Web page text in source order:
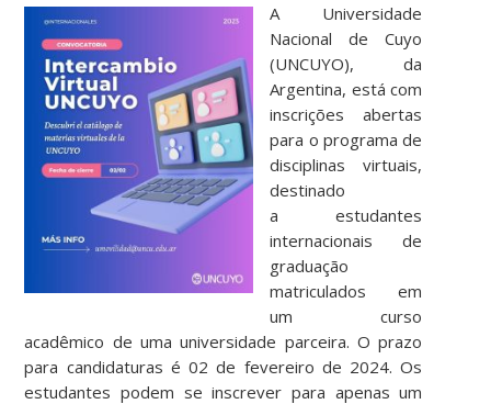
A Universidade
Nacional de Cuyo
(UNCUYO), da
Argentina, está com
inscrições abertas
para o programa de
disciplinas virtuais,
destinado
a estudantes
internacionais de
graduação
matriculados em
um curso
acadêmico de uma universidade parceira. O prazo
para candidaturas é 02 de fevereiro de 2024. Os
estudantes podem se inscrever para apenas um